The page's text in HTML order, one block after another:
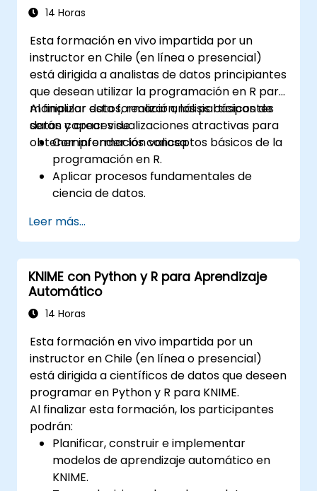
14 Horas
Esta formación en vivo impartida por un
instructor en Chile (en línea o presencial)
está dirigida a analistas de datos principiantes
que desean utilizar la programación en R para
manipular datos, realizar análisis básicos de
datos y crear visualizaciones atractivas para
obtener información valiosa.
Al finalizar esta formación, los participantes
serán capaces de:
Comprender los conceptos básicos de la
programación en R.
Aplicar procesos fundamentales de
ciencia de datos.
datos.
Leer más...
KNIME con Python y R para Aprendizaje
Automático
14 Horas
Esta formación en vivo impartida por un
instructor en Chile (en línea o presencial)
está dirigida a científicos de datos que deseen
programar en Python y R para KNIME.
Al finalizar esta formación, los participantes
podrán:
Planificar, construir e implementar
modelos de aprendizaje automático en
KNIME.